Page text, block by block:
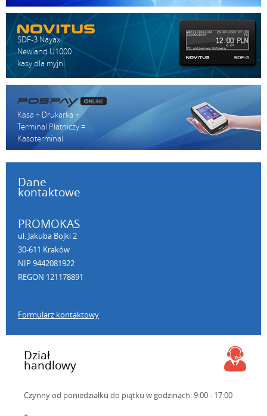
SDF-3 Nayax
Newland U1000
kasy dla myjni
Kasa + Drukarka +
Terminal Płatniczy =
Kasoterminal
Dane
kontaktowe
PROMOKAS
ul. Jakuba Bojki 2
30-611 Kraków
NIP 9442081922
REGON 121178891
Formularz kontaktowy
Dział
handlowy
Czynny od poniedziałku do piątku w godzinach: 9:00 - 17:00